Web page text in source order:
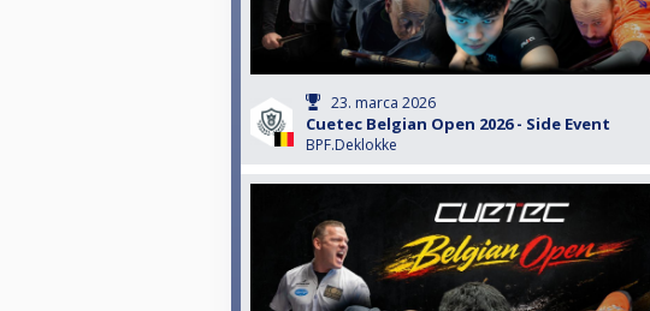
23. marca 2026
Cuetec Belgian Open 2026 - Side Event
BPF.Deklokke